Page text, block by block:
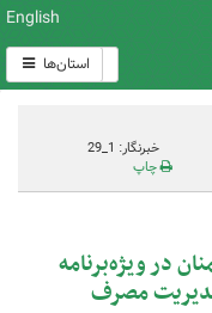
English
استان‌ها
خبرنگار: 1_29
چاپ
در ویژه‌برنامه
مصرف